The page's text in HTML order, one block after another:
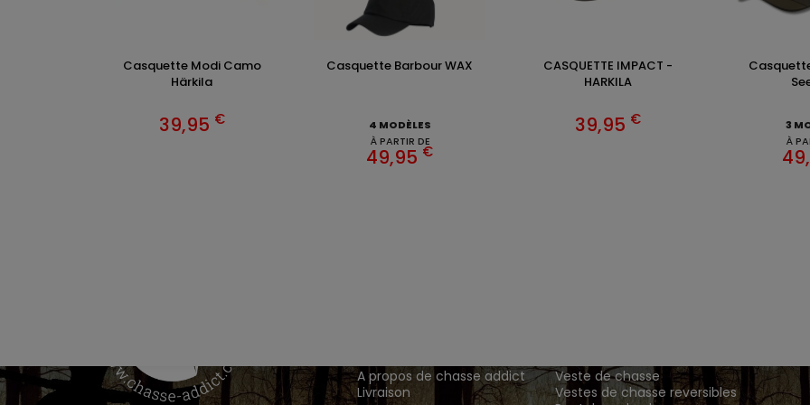
Casquette Modi Camo
Härkila
39,95 €
Casquette Barbour WAX
4 MODÈLES
À PARTIR DE
49,95 €
CASQUETTE IMPACT -
HARKILA
39,95 €
3
À
A propos de chasse addict
Livraison
Veste de chasse
Vestes de chasse reversibles